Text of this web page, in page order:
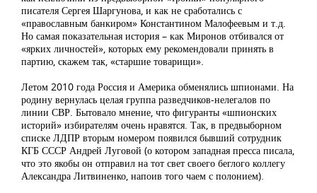
писателя Сергея Шаргунова, и как не сработались с
«православным банкиром» Константином Малофеевым и т.д.
Но самая показательная история – как Миронов отбивался от
«ярких личностей», которых ему рекомендовали принять в
партию, скажем так, «старшие товарищи».
Летом 2010 года Россия и Америка обменялись шпионами. На
родину вернулась целая группа разведчиков-нелегалов по
линии СВР. Бытовало мнение, что фигуранты «шпионских
историй» избирателям очень нравятся. Так, в предвыборном
списке ЛДПР вторым номером появился бывший сотрудник
КГБ СССР Андрей Луговой (о котором западная пресса писала,
что это якобы он отправил на тот свет своего беглого коллегу
Александра Литвиненко, напоив того чаем с полонием).